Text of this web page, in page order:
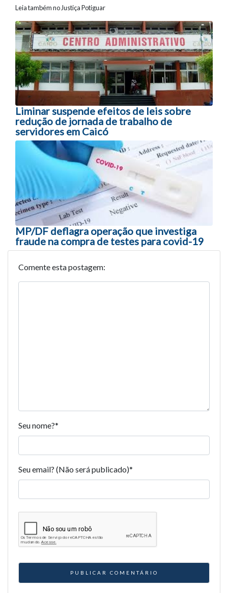
Leia também no Justiça Potiguar
Navegação entre posts
Liminar suspende efeitos de leis sobre
redução de jornada de trabalho de
servidores em Caicó
MP/DF deflagra operação que investiga
fraude na compra de testes para covid-19
Comente esta postagem:
Seu nome?*
Seu email? (Não será publicado)*